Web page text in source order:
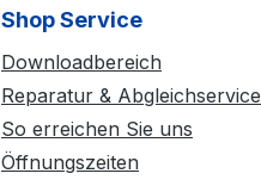
Shop Service
Downloadbereich
Reparatur & Abgleichservice
So erreichen Sie uns
Öffnungszeiten